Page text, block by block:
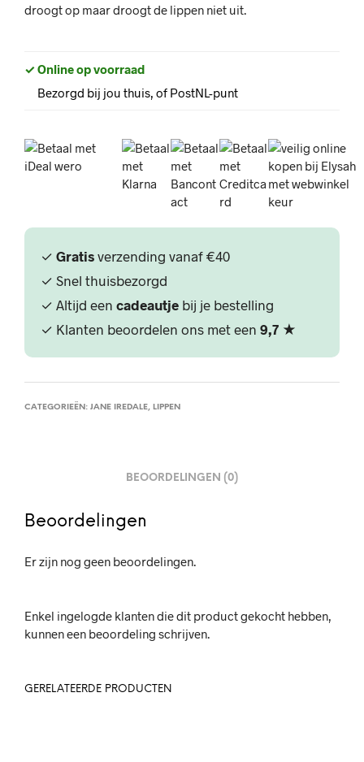
droogt op maar droogt de lippen niet uit.
✓ Online op voorraad
Bezorgd bij jou thuis, of PostNL-punt
✓ Gratis verzending vanaf €40
✓ Snel thuisbezorgd
✓ Altijd een cadeautje bij je bestelling
✓ Klanten beoordelen ons met een 9,7 ★
CATEGORIEËN: JANE IREDALE, LIPPEN
BEOORDELINGEN (0)
Beoordelingen
Er zijn nog geen beoordelingen.
Enkel ingelogde klanten die dit product gekocht hebben,
kunnen een beoordeling schrijven.
GERELATEERDE PRODUCTEN